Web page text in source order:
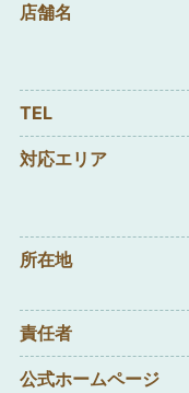
店舗名
TEL
対応エリア
所在地
責任者
公式ホームページ